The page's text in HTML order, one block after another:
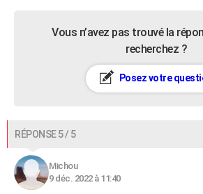
Vous n’avez pas trouvé la
recherchez ?
Posez votre
RÉPONSE 5 / 5
Michou
9 déc. 2022 à 11:40